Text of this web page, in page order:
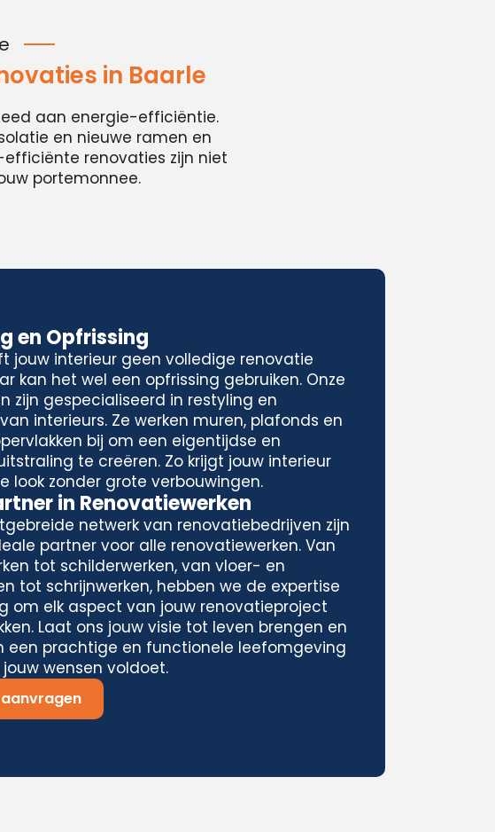
in Baarle
aan energie-efficiëntie.
en nieuwe ramen en
renovaties zijn niet
portemonnee.
en Opfrissing
jouw interieur geen volledige renovatie
kan het wel een opfrissing gebruiken. Onze
zijn gespecialiseerd in restyling en
interieurs. Ze werken muren, plafonds en
bij om een eigentijdse en
te creëren. Zo krijgt jouw interieur
look zonder grote verbouwingen.
in Renovatiewerken
netwerk van renovatiebedrijven zijn
partner voor alle renovatiewerken. Van
tot schilderwerken, van vloer- en
tot schrijnwerken, hebben we de expertise
om elk aspect van jouw renovatieproject
Laat ons jouw visie tot leven brengen en
een prachtige en functionele leefomgeving
wensen voldoet.